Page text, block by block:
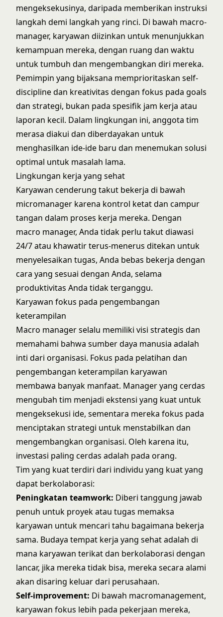
mengeksekusinya, daripada memberikan instruksi
langkah demi langkah yang rinci. Di bawah macro-
manager, karyawan diizinkan untuk menunjukkan
kemampuan mereka, dengan ruang dan waktu
untuk tumbuh dan mengembangkan diri mereka.
Pemimpin yang bijaksana memprioritaskan self-
discipline dan kreativitas dengan fokus pada goals
dan strategi, bukan pada spesifik jam kerja atau
laporan kecil. Dalam lingkungan ini, anggota tim
merasa diakui dan diberdayakan untuk
menghasilkan ide-ide baru dan menemukan solusi
optimal untuk masalah lama.
Lingkungan kerja yang sehat
Karyawan cenderung takut bekerja di bawah
micromanager karena kontrol ketat dan campur
tangan dalam proses kerja mereka. Dengan
macro manager, Anda tidak perlu takut diawasi
24/7 atau khawatir terus-menerus ditekan untuk
menyelesaikan tugas, Anda bebas bekerja dengan
cara yang sesuai dengan Anda, selama
produktivitas Anda tidak terganggu.
Karyawan fokus pada pengembangan
keterampilan
Macro manager selalu memiliki visi strategis dan
memahami bahwa sumber daya manusia adalah
inti dari organisasi. Fokus pada pelatihan dan
pengembangan keterampilan karyawan
membawa banyak manfaat. Manager yang cerdas
mengubah tim menjadi ekstensi yang kuat untuk
mengeksekusi ide, sementara mereka fokus pada
menciptakan strategi untuk menstabilkan dan
mengembangkan organisasi. Oleh karena itu,
investasi paling cerdas adalah pada orang.
Tim yang kuat terdiri dari individu yang kuat yang
dapat berkolaborasi:
Peningkatan teamwork: Diberi tanggung jawab
penuh untuk proyek atau tugas memaksa
karyawan untuk mencari tahu bagaimana bekerja
sama. Budaya tempat kerja yang sehat adalah di
mana karyawan terikat dan berkolaborasi dengan
lancar, jika mereka tidak bisa, mereka secara alami
akan disaring keluar dari perusahaan.
Self-improvement: Di bawah macromanagement,
karyawan fokus lebih pada pekerjaan mereka,